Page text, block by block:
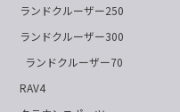
ランドクルーザー250
ランドクルーザー300
ランドクルーザー70
RAV4